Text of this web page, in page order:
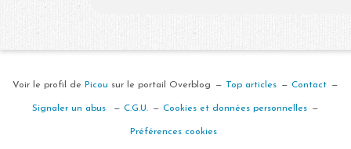
Voir le profil de Picou sur le portail Overblog Top articles Contact
Signaler un abus C.G.U. Cookies et données personnelles
Préférences cookies